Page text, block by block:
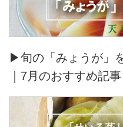
▶旬の「みょうが」
｜7月のおすすめ記事